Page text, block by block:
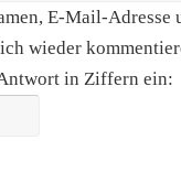
E-Mail-Adresse
wieder
in Ziffern ein: